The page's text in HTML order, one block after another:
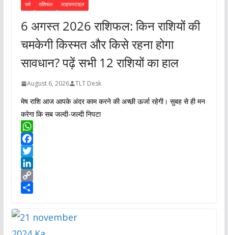
धर्म राशिफल लाइफस्टाइल
6 अगस्त 2026 राशिफल: किन राशियों की
चमकेगी किस्मत और किसे रहना होगा
सावधान? पढ़ें सभी 12 राशियों का हाल
August 6, 2026 TLT Desk
मेष राशि आज आपके अंदर काम करने की अच्छी ऊर्जा रहेगी। सुबह से ही मन
करेगा कि सब जल्दी-जल्दी निपटा
W
h
a
t
s
p
p
F
a
c
e
o
o
T
w
i
t
e
L
i
k
e
C
p
y
h
a